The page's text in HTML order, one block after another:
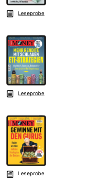
Leseprobe
Leseprobe
Leseprobe